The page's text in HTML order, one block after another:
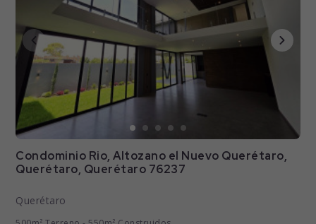
Condominio Rio, Altozano el Nuevo Querétaro,
Querétaro, Querétaro 76237
Querétaro